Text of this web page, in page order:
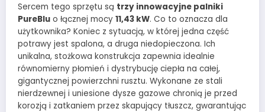
Sercem tego sprzętu są trzy innowacyjne palniki
PureBlu o łącznej mocy 11,43 kW. Co to oznacza dla
użytkownika? Koniec z sytuacją, w której jedna część
potrawy jest spalona, a druga niedopieczona. Ich
unikalna, stożkowa konstrukcja zapewnia idealnie
równomierny płomień i dystrybucję ciepła na całej,
gigantycznej powierzchni rusztu. Wykonane ze stali
nierdzewnej i uniesione dysze gazowe chronią je przed
korozją i zatkaniem przez skapujący tłuszcz, gwarantując